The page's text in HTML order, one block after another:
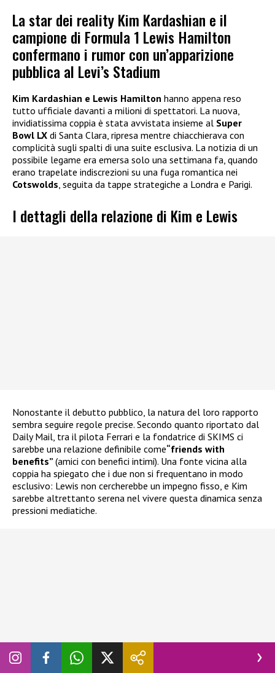
La star dei reality Kim Kardashian e il
campione di Formula 1 Lewis Hamilton
confermano i rumor con un’apparizione
pubblica al Levi’s Stadium
Kim Kardashian e Lewis Hamilton hanno appena reso
tutto ufficiale davanti a milioni di spettatori. La nuova,
invidiatissima coppia è stata avvistata insieme al Super
Bowl LX di Santa Clara, ripresa mentre chiacchierava con
complicità sugli spalti di una suite esclusiva. La notizia di un
possibile legame era emersa solo una settimana fa, quando
erano trapelate indiscrezioni su una fuga romantica nei
Cotswolds, seguita da tappe strategiche a Londra e Parigi.
I dettagli della relazione di Kim e Lewis
Nonostante il debutto pubblico, la natura del loro rapporto
sembra seguire regole precise. Secondo quanto riportato dal
Daily Mail, tra il pilota Ferrari e la fondatrice di SKIMS ci
sarebbe una relazione definibile come“friends with
benefits” (amici con benefici intimi). Una fonte vicina alla
coppia ha spiegato che i due non si frequentano in modo
esclusivo: Lewis non cercherebbe un impegno fisso, e Kim
sarebbe altrettanto serena nel vivere questa dinamica senza
pressioni mediatiche.